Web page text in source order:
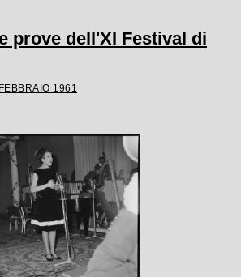
prove dell'XI Festival di
1961